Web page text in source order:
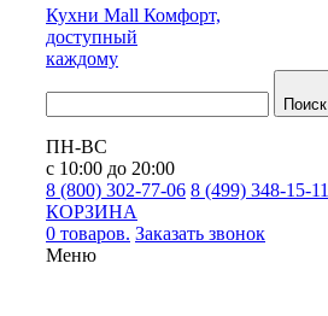
Кухни Mall Комфорт,
доступный
каждому
Поиск
ПН-ВС
с 10:00 до 20:00
8 (800) 302-77-06 8 (499) 348-15-11
КОРЗИНА
0 товаров. Заказать звонок
Меню